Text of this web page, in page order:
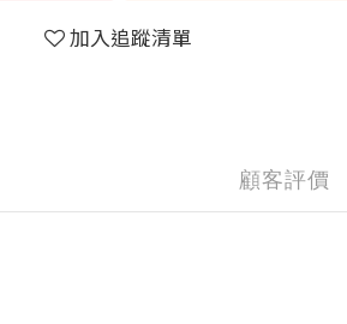
加入追蹤清單
顧客評價